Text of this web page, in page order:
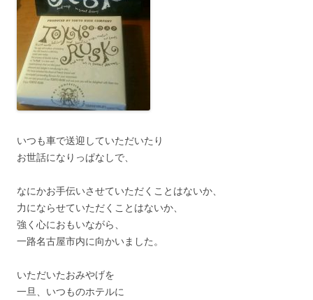
いつも車で送迎していただいたり
お世話になりっぱなしで、
なにかお手伝いさせていただくことはないか、
力にならせていただくことはないか、
強く心におもいながら、
一路名古屋市内に向かいました。
いただいたおみやげを
一旦、いつものホテルに